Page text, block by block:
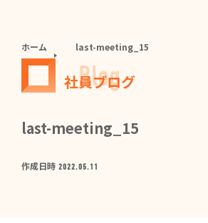
ホーム last-meeting_15
Blog
社員ブログ
last-meeting_15
作成日時 2022.05.11